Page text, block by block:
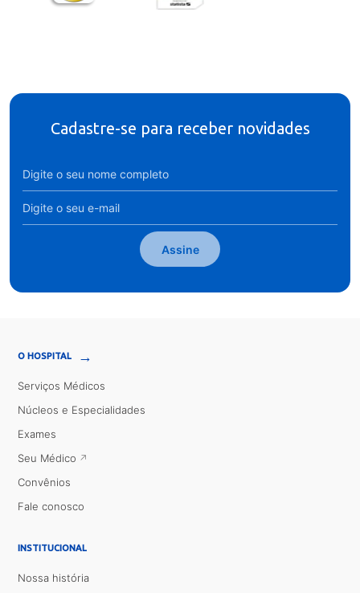
Cadastre-se para receber novidades
Assine
O HOSPITAL →
Serviços Médicos
Núcleos e Especialidades
Exames
Seu Médico
Convênios
Fale conosco
INSTITUCIONAL
Nossa história